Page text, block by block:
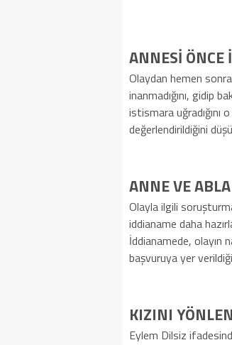
ANNESİ
Olaydan hemen
inanmadığını, gidip
istismara
değerlendirildiğini
ANNE VE
Olayla ilgili
iddianame daha
İddianamede, olayın
başvuruya yer
KIZINI
Eylem Dilsiz